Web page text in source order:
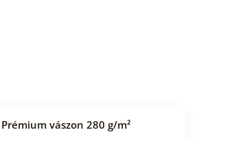
Prémium vászon 280 g/m²